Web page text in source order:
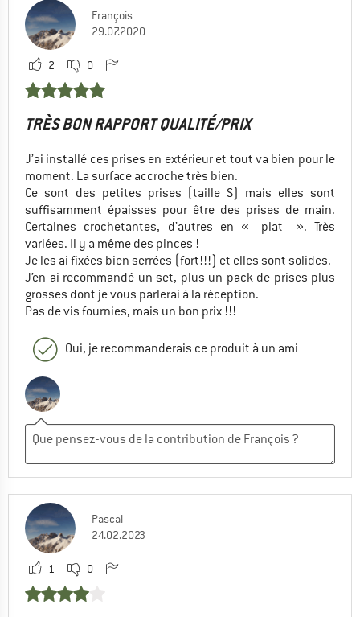
François
29.07.2020
2 0
TRÈS BON RAPPORT QUALITÉ/PRIX
J’ai installé ces prises en extérieur et tout va bien pour le
moment. La surface accroche très bien.
Ce sont des petites prises (taille S) mais elles sont
suffisamment épaisses pour être des prises de main.
Certaines crochetantes, d’autres en « plat ». Très
variées. Il y a même des pinces !
Je les ai fixées bien serrées (fort!!!) et elles sont solides.
J’en ai recommandé un set, plus un pack de prises plus
grosses dont je vous parlerai à la réception.
Pas de vis fournies, mais un bon prix !!!
Oui, je recommanderais ce produit à un ami
Pascal
24.02.2023
1 0